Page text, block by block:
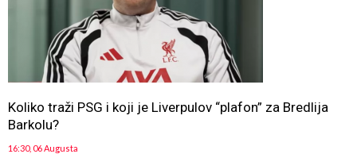
Koliko traži PSG i koji je Liverpulov “plafon” za Bredlija
Barkolu?
16:30, 06 Augusta